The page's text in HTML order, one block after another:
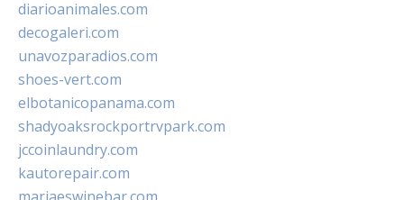
diarioanimales.com
decogaleri.com
unavozparadios.com
shoes-vert.com
elbotanicopanama.com
shadyoaksrockportrvpark.com
jccoinlaundry.com
kautorepair.com